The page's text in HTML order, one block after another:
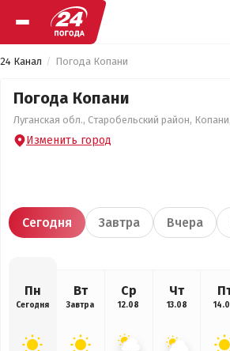
24 Канал Погода Копани
Погода Копани
Луганская обл., Старобельский район,
Изменить город
Сегодня Завтра Вчера
Пн
Сегодня
Вт
Завтра
Ср
12.08
Чт
13.08